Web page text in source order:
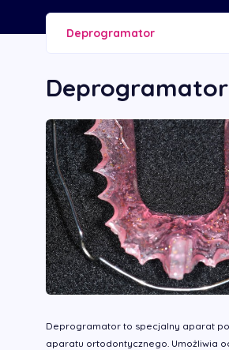
Deprogramator
Deprogramator
Deprogramator to specjalny aparat
aparatu ortodontycznego. Umożliwia